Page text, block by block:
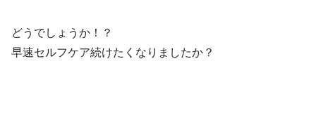
どうでしょうか！？
早速セルフケア続けたくなりましたか？